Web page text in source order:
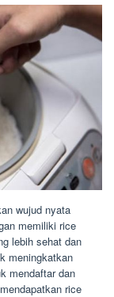
wujud nyata
memiliki rice
lebih sehat dan
meningkatkan
mendaftar dan
rice